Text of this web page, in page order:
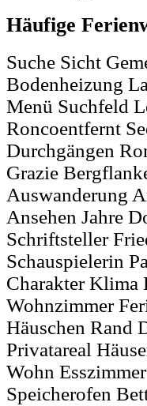
Häufige
Suche Sicht
Bodenheizung
Menü Suchfeld
Roncoentfernt
Durchgängen
Grazie
Auswanderung
Ansehen Jahre
Schriftsteller
Schauspielerin
Charakter Klima
Wohnzimmer
Häuschen Rand
Privatareal
Wohn
Speicherofen